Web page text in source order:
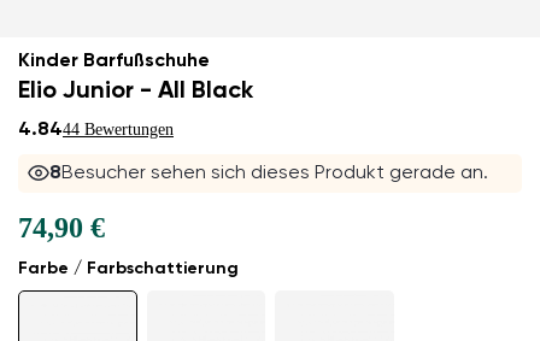
Kinder Barfußschuhe
Elio Junior - All Black
4.8444 Bewertungen
8Besucher sehen sich dieses Produkt gerade an.
Farbe / Farbschattierung
74,90 €